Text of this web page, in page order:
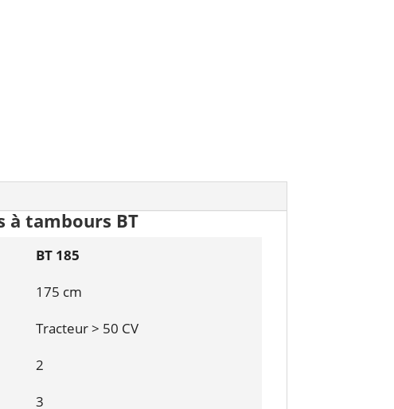
à tambours BT
BT 185
175 cm
Tracteur > 50 CV
2
3